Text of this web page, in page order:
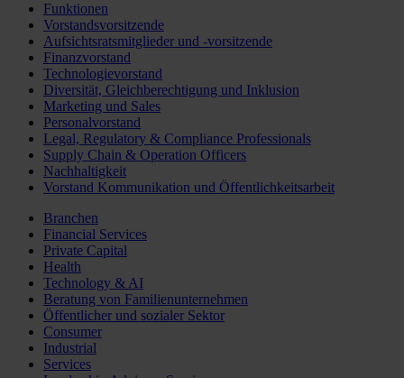
Funktionen
Vorstandsvorsitzende
Aufsichtsratsmitglieder und -vorsitzende
Finanzvorstand
Technologievorstand
Diversität, Gleichberechtigung und Inklusion
Marketing und Sales
Personalvorstand
Legal, Regulatory & Compliance Professionals
Supply Chain & Operation Officers
Nachhaltigkeit
Vorstand Kommunikation und Öffentlichkeitsarbeit
Branchen
Financial Services
Private Capital
Health
Technology & AI
Beratung von Familienunternehmen
Öffentlicher und sozialer Sektor
Consumer
Industrial
Services